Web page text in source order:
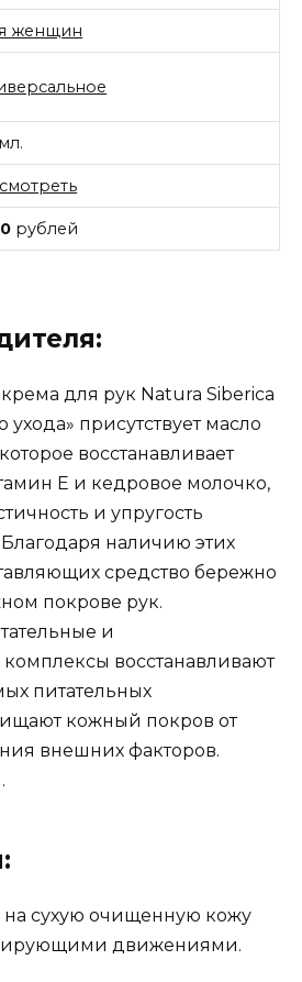
женщин
мл.
рублей
крема для рук Natura Siberica
присутствует масло
восстанавливает
Е и кедровое молочко,
и упругость
наличию этих
средство бережно
покрове рук.
и
восстанавливают
питательных
кожный покров от
внешних факторов.
на сухую очищенную кожу
движениями.